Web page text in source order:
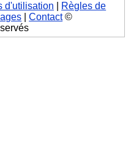
d'utilisation
Règles de
|Contact©